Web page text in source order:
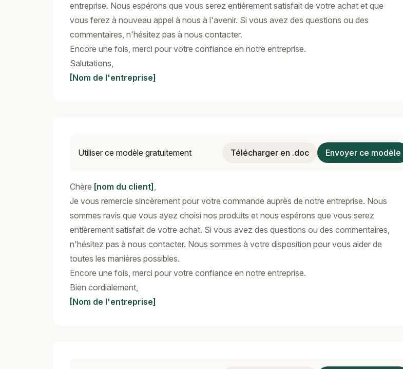
entreprise. Nous espérons que vous serez entièrement satisfait de votre achat et que
vous ferez à nouveau appel à nous à l'avenir. Si vous avez des questions ou des
commentaires, n'hésitez pas à nous contacter.
Encore une fois, merci pour votre confiance en notre entreprise.
Salutations,
[Nom de l'entreprise]
Utiliser ce modèle gratuitement Télécharger en .doc Envoyer ce modèle
Chère [nom du client] ,
Je vous remercie sincèrement pour votre commande auprès de notre entreprise. Nous
sommes ravis que vous ayez choisi nos produits et nous espérons que vous serez
entièrement satisfait de votre achat. Si vous avez des questions ou des commentaires,
n'hésitez pas à nous contacter. Nous sommes à votre disposition pour vous aider de
toutes les manières possibles.
Encore une fois, merci pour votre confiance en notre entreprise.
Bien cordialement,
[Nom de l'entreprise]